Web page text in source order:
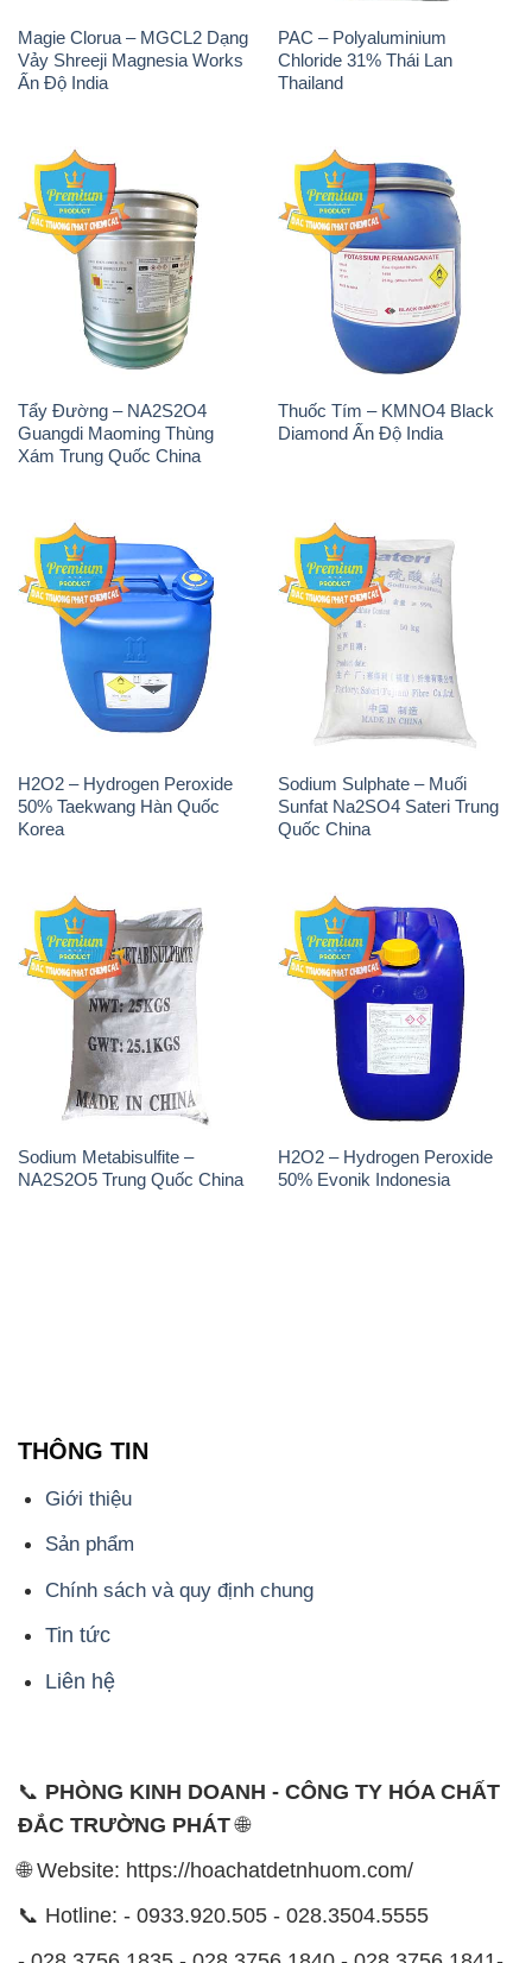
H2O2 – Hydrogen Peroxide
50% Taekwang Hàn Quốc
Korea
Sodium Sulphate – Muối
Sunfat Na2SO4 Sateri Trung
Quốc China
Sodium Metabisulfite –
NA2S2O5 Trung Quốc China
H2O2 – Hydrogen Peroxide
50% Evonik Indonesia
Giới thiệu
Sản phẩm
Chính sách và quy định chung
Tin tức
Liên hệ
- 0932.660.696 - 0901.326.566 - 0906.387.866 -
0902.765.866
📧 Email: hoachat@dactruongphat.vn
ĐỊA CHỈ
1229C Quốc lộ 1A, Phường Bình Trị Đông B,
Quận Bình Tân, TP. Hồ Chí Minh
CÔNG TY XNK TM SX HÓA CHẤT ĐẮC TRƯỜNG
PHÁT
Công ty Hóa Chất Đắc Trường Phát, hoạt động dưới
tên miềnhoachatdetnhuom.com, là đơn vị chuyên